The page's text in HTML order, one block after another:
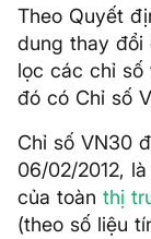
Theo Quyết
dung thay đổi
lọc các chỉ số
đó có Chỉ số
Chỉ số VN30
06/02/2012,
của toàn thị
(theo số liệu